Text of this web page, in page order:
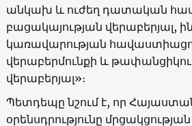
անկախ և ուժեղ դատական
բացակայության վերաբերյալ,
կառավարության
վերաբերմունքի և
վերաբերյալ»։
Պետդեպը նշում է, որ
օրենսդրությունը մրցակցության